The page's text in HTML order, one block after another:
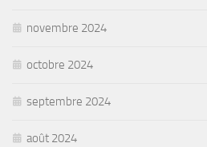
novembre 2024
octobre 2024
septembre 2024
août 2024